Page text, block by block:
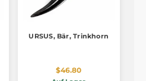
URSUS, Bär, Trinkhorn
$46.80